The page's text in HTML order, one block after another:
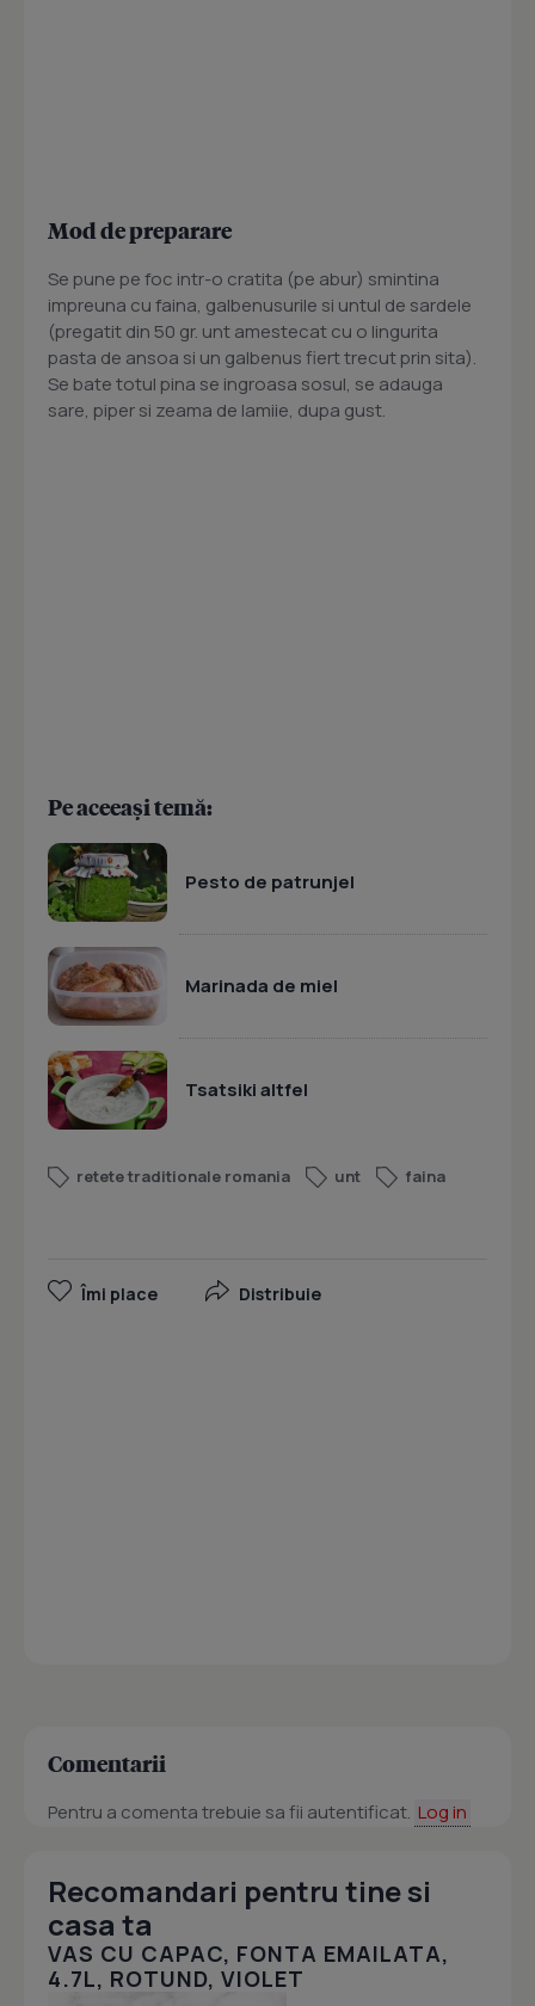
Mod de preparare
Se pune pe foc intr-o cratita (pe abur) smintina
impreuna cu faina, galbenusurile si untul de sardele
(pregatit din 50 gr. unt amestecat cu o lingurita
pasta de ansoa si un galbenus fiert trecut prin sita).
Se bate totul pina se ingroasa sosul, se adauga
sare, piper si zeama de lamiie, dupa gust.
Pe aceeași temă:
Pesto de patrunjel
Marinada de miel
Tsatsiki altfel
retete traditionale romania unt faina
Îmi place Distribuie
Comentarii
Pentru a comenta trebuie sa fii autentificat. Log in
Recomandari pentru tine si
casa ta
VAS CU CAPAC, FONTA EMAILATA,
4.7L, ROTUND, VIOLET